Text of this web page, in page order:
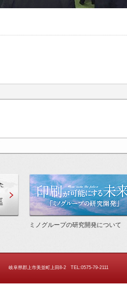
作った世界基準
ミノグループの研究開発について
岐阜県郡上市美並町上田8-2 TEL:0575-79-2111